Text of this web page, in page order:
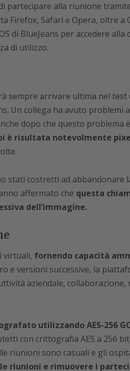
partecipare alla riunione
Firefox, Safari e Opera, oltre a
di BlueJeans per accedere alla
di utilizzo.
sempre arrivare ultima nel test
Un collega ha avuto problemi
dopo che questo problema
è risultata notevolmente
stati costretti ad abbandonare
affermato che questa
dell’immagine.
virtuali, fornendo capacità
e versioni successive, la
aziendale, collaborazione,
utilizzando AES-256
con crittografia AES a 256
riunioni sono casuali e gli
riunioni e rimuovere i